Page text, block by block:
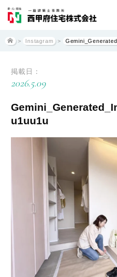
> Instagram >
掲載日：
2026.5.09
u1uu1u